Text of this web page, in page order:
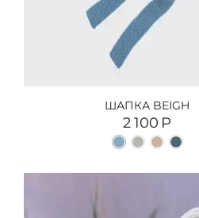
ШАПКА BEIGH
2 100 Р